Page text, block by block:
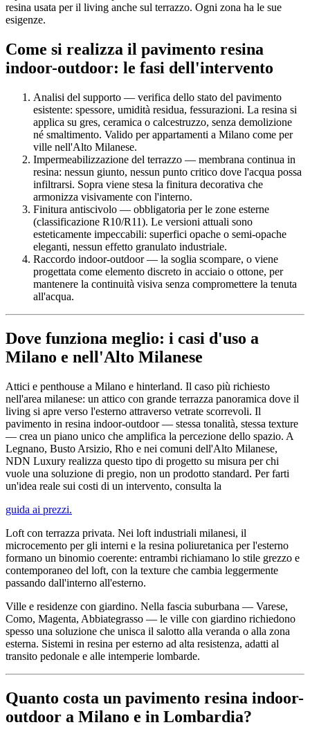
resina usata per il living anche sul terrazzo. Ogni zona ha le sue
esigenze.
Come si realizza il pavimento resina
indoor-outdoor: le fasi dell'intervento
Analisi del supporto — verifica dello stato del pavimento
esistente: spessore, umidità residua, fessurazioni. La resina si
applica su gres, ceramica o calcestruzzo, senza demolizione
né smaltimento. Valido per appartamenti a Milano come per
ville nell'Alto Milanese.
Impermeabilizzazione del terrazzo — membrana continua in
resina: nessun giunto, nessun punto critico dove l'acqua possa
infiltrarsi. Sopra viene stesa la finitura decorativa che
armonizza visivamente con l'interno.
Finitura antiscivolo — obbligatoria per le zone esterne
(classificazione R10/R11). Le versioni attuali sono
esteticamente impeccabili: superfici opache o semi-opache
eleganti, nessun effetto granulato industriale.
Raccordo indoor-outdoor — la soglia scompare, o viene
progettata come elemento discreto in acciaio o ottone, per
mantenere la continuità visiva senza compromettere la tenuta
all'acqua.
Dove funziona meglio: i casi d'uso a
Milano e nell'Alto Milanese
Attici e penthouse a Milano e hinterland. Il caso più richiesto
nell'area milanese: un attico con grande terrazza panoramica dove il
living si apre verso l'esterno attraverso vetrate scorrevoli. Il
pavimento in resina indoor-outdoor — stessa tonalità, stessa texture
— crea un piano unico che amplifica la percezione dello spazio. A
Legnano, Busto Arsizio, Rho e nei comuni dell'Alto Milanese,
NDN Luxury realizza questo tipo di progetto su misura per chi
vuole una soluzione di pregio, non un prodotto standard. Per farti
un'idea reale sui costi di un intervento, consulta la
guida ai prezzi.
Loft con terrazza privata. Nei loft industriali milanesi, il
microcemento per gli interni e la resina poliuretanica per l'esterno
formano un binomio coerente: entrambi richiamano lo stile grezzo e
contemporaneo del loft, con la texture che cambia leggermente
passando dall'interno all'esterno.
Ville e residenze con giardino. Nella fascia suburbana — Varese,
Como, Magenta, Abbiategrasso — le ville con giardino richiedono
spesso una soluzione che unisca il salotto alla veranda o alla zona
esterna. Sistemi in resina per esterno ad alta resistenza, adatti al
transito pedonale e alle intemperie lombarde.
Quanto costa un pavimento resina indoor-
outdoor a Milano e in Lombardia?